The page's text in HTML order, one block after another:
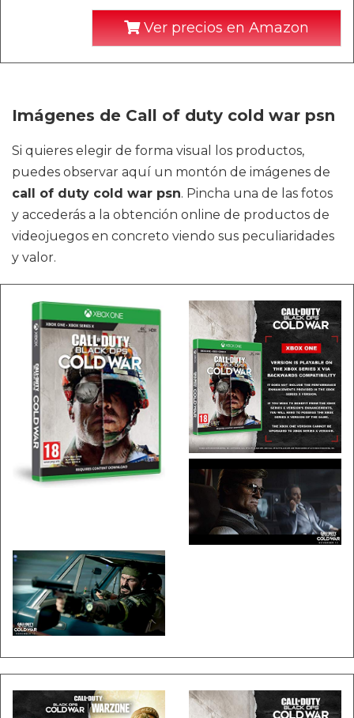
Ver precios en Amazon
Imágenes de Call of duty cold war psn
Si quieres elegir de forma visual los productos,
puedes observar aquí un montón de imágenes de
call of duty cold war psn. Pincha una de las fotos
y accederás a la obtención online de productos de
videojuegos en concreto viendo sus peculiaridades
y valor.